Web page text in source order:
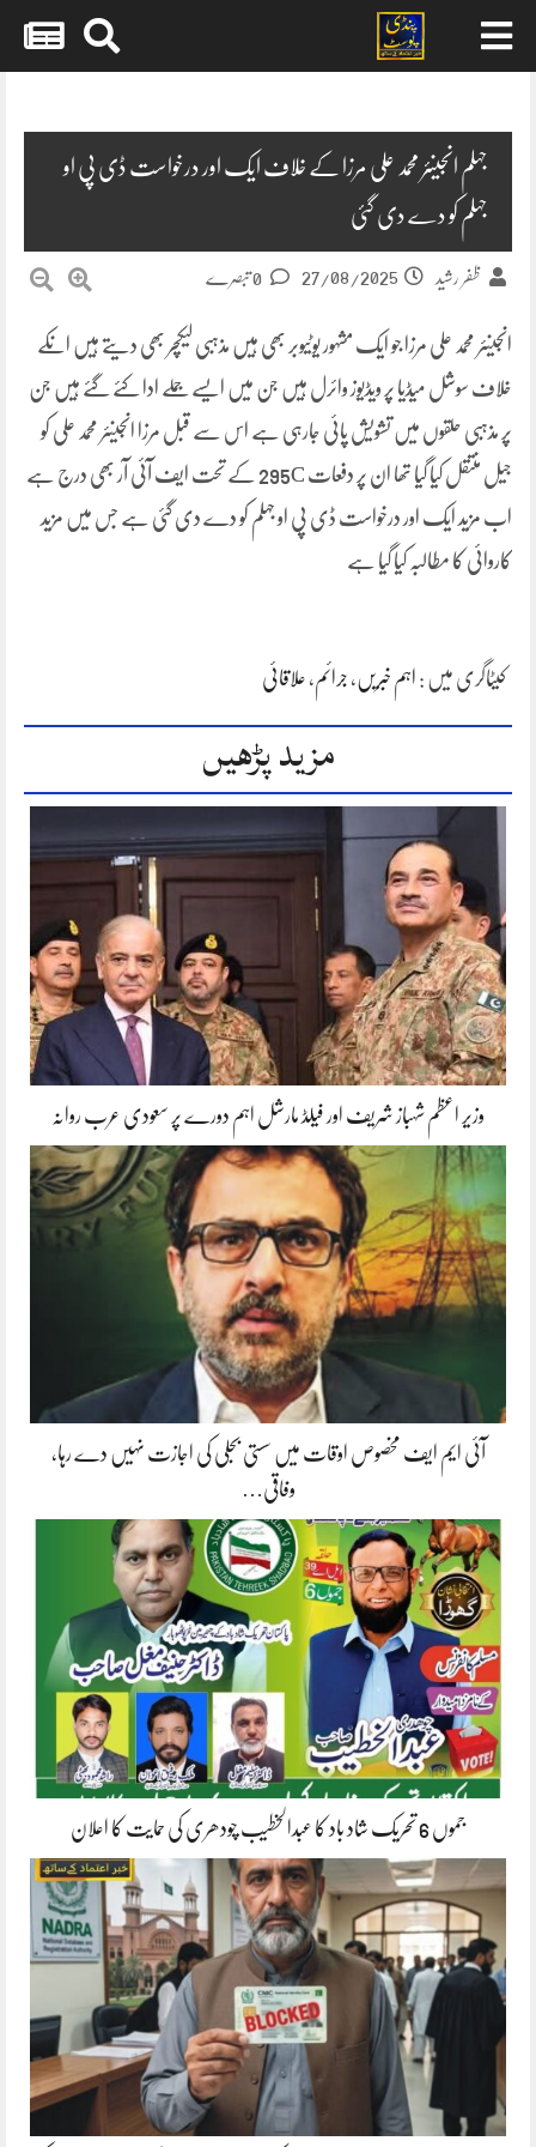
جہلم انجینئر محمد علی مرزا کے خلاف ایک اور درخواست ڈی پی او
جہلم کو دے دی گئی
ظفر رشید 27/08/2025
انجینئر محمد علی مرزا جو ایک مشہور یوٹیوبر بھی ہیں مذہبی لیکچر بھی دیتے ہیں انکے
خلاف سوشل میڈیا پر ویڈیوز وائرل ہیں جن میں ایسے جملے ادا کئے گئے ہیں جن
پر مذہبی حلقوں میں تشویش پائی جارہی ہے اس سے قبل مرزا انجینئر محمد علی کو
جیل منتقل کیا گیا تھا ان پر دفعات 295C کے تحت ایف آئی آر بھی درج ہے
اب مزید ایک اور درخواست ڈی پی او جہلم کو دے دی گئی ہے جس میں مزید
کاروائی کا مطالبہ کیا گیا ہے
کیٹاگری میں : اہم خبریں ، جرائم ، علاقائی
مزید پڑھیں
وزیر اعظم شہباز شریف اور فیلڈ مارشل اہم دورے پر سعودی عرب روانہ
آئی ایم ایف مخصوص اوقات میں سستی بجلی کی اجازت نہیں دے رہا،
وفاقی…
جموں 6 تحریک شاد باد کا عبدالخطیب چودھری کی حمایت کا اعلان